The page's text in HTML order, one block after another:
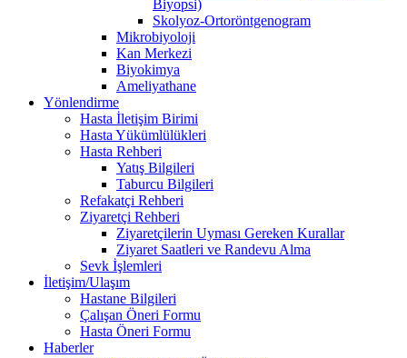
Biyopsi)
Skolyoz-Ortoröntgenogram
Mikrobiyoloji
Kan Merkezi
Biyokimya
Ameliyathane
Yönlendirme
Hasta İletişim Birimi
Hasta Yükümlülükleri
Hasta Rehberi
Yatış Bilgileri
Taburcu Bilgileri
Refakatçi Rehberi
Ziyaretçi Rehberi
Ziyaretçilerin Uyması Gereken Kurallar
Ziyaret Saatleri ve Randevu Alma
Sevk İşlemleri
İletişim/Ulaşım
Hastane Bilgileri
Çalışan Öneri Formu
Hasta Öneri Formu
Haberler